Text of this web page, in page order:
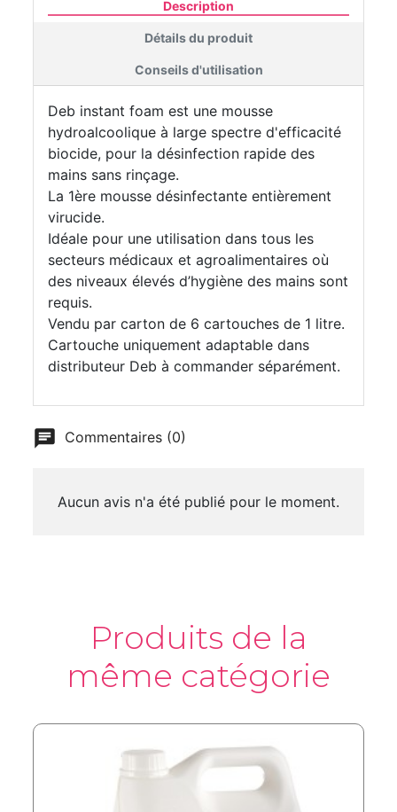
Description
Détails du produit
Conseils d'utilisation
Deb instant foam est une mousse
hydroalcoolique à large spectre d'efficacité
biocide, pour la désinfection rapide des
mains sans rinçage.
La 1ère mousse désinfectante entièrement
virucide.
Idéale pour une utilisation dans tous les
secteurs médicaux et agroalimentaires où
des niveaux élevés d’hygiène des mains sont
requis.
Vendu par carton de 6 cartouches de 1 litre.
Cartouche uniquement adaptable dans
distributeur Deb à commander séparément.
Commentaires (0)
Aucun avis n'a été publié pour le moment.
Produits de la
même catégorie